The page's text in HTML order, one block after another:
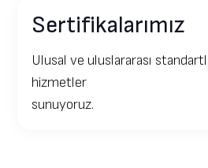
Sertifikalarımız
Ulusal ve uluslararası
hizmetler
sunuyoruz.